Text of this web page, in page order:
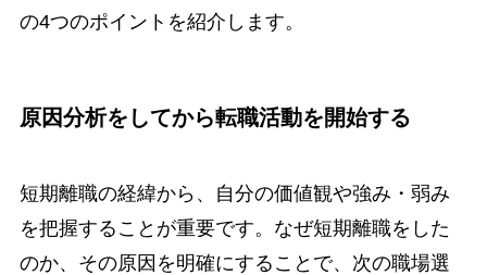
の4つのポイントを紹介します。
原因分析をしてから転職活動を開始する
短期離職の経緯から、自分の価値観や強み・弱み
を把握することが重要です。なぜ短期離職をした
のか、その原因を明確にすることで、次の職場選